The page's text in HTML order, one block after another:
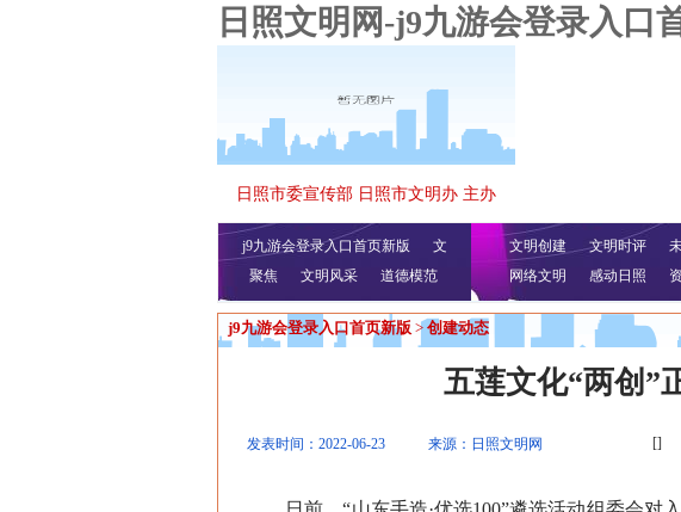
日照文明网-j9九游会登录入口
日照市委宣传部 日照市文明办 主办
j9九游会登录入口首页新版
文
明播报
公益视频
聚焦 文明风采 道德模范
文明创建 文明时评
网络文明
感动日照
j9九游会登录入口首页新版 > 创建动态
五莲文化“两创”
发表时间：2022-06-23 来源：日照文明网 []